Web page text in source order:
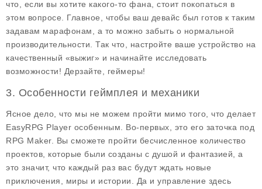
что, если вы хотите какого-то фана, стоит покопаться в
этом вопросе. Главное, чтобы ваш девайс был готов к таким
задавам марафонам, а то можно забыть о нормальной
производительности. Так что, настройте ваше устройство на
качественный «выжиг» и начинайте исследовать
возможности! Дерзайте, геймеры!
3. Особенности геймплея и механики
Ясное дело, что мы не можем пройти мимо того, что делает
EasyRPG Player особенным. Во-первых, это его заточка под
RPG Maker. Вы сможете пройти бесчисленное количество
проектов, которые были созданы с душой и фантазией, а
это значит, что каждый раз вас будут ждать новые
приключения, миры и истории. Да и управление здесь